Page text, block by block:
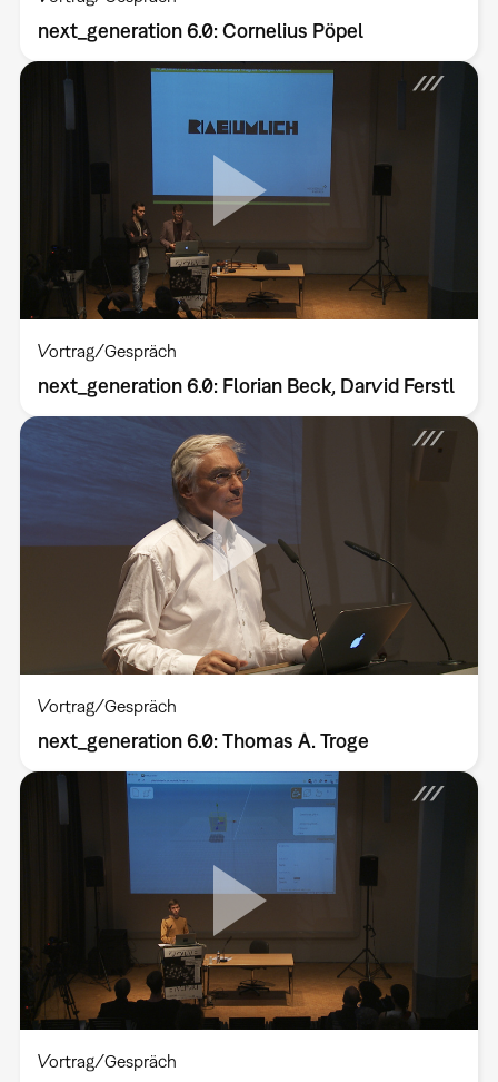
next_generation 6.0: Cornelius Pöpel
Vortrag/Gespräch
next_generation 6.0: Florian Beck, Darvid Ferstl
Vortrag/Gespräch
next_generation 6.0: Thomas A. Troge
Vortrag/Gespräch